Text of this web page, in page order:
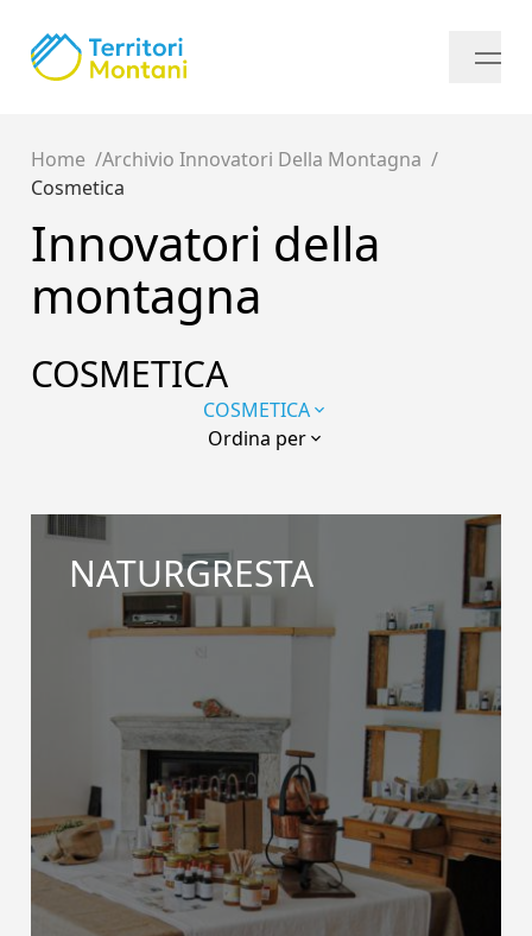
Home
Archivio Innovatori Della Montagna
Cosmetica
Innovatori della
montagna
COSMETICA
COSMETICA
Ordina per
NATURGRESTA